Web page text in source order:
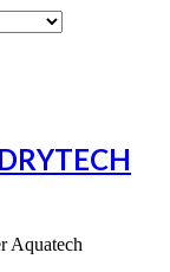
Aquatech